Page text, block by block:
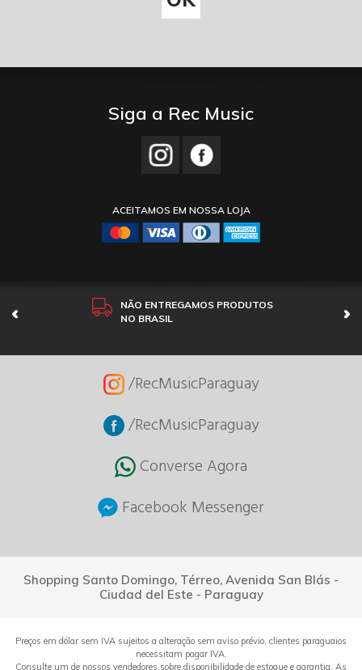
Siga a Rec Music
ACEITAMOS EM NOSSA LOJA
NÃO ENTREGAMOS PRODUTOS
NO BRASIL
/RecMusicParaguay
/RecMusicParaguay
Converse Agora
Facebook Messenger
Shopping Santo Domingo, Térreo, Avenida San Blás -
Ciudad del Este - Paraguay
Preços em dólar sem IVA sujeitos a alteração sem aviso prévio, clientes paraguaios
necessitam pagar IVA.
Consulte um de nossos vendedores sobre disponibilidade de estoque e garantia. As